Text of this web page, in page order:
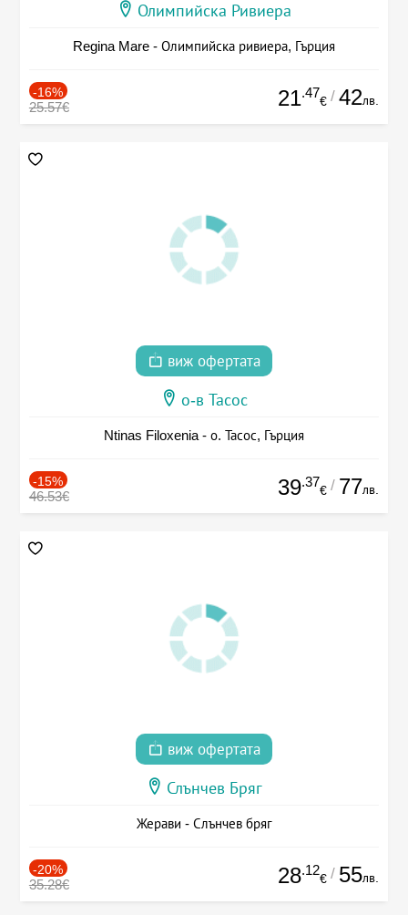
Олимпийска Ривиера
Regina Mare - Олимпийска ривиера, Гърция
-16%
25.57€ 21.47
€ / 42лв.
виж офертата
о-в Тасос
Ntinas Filoxenia - о. Тасос, Гърция
-15%
46.53€ 39.37
€ / 77лв.
виж офертата
Слънчев Бряг
Жерави - Слънчев бряг
-20%
35.28€ 28.12
€ / 55лв.